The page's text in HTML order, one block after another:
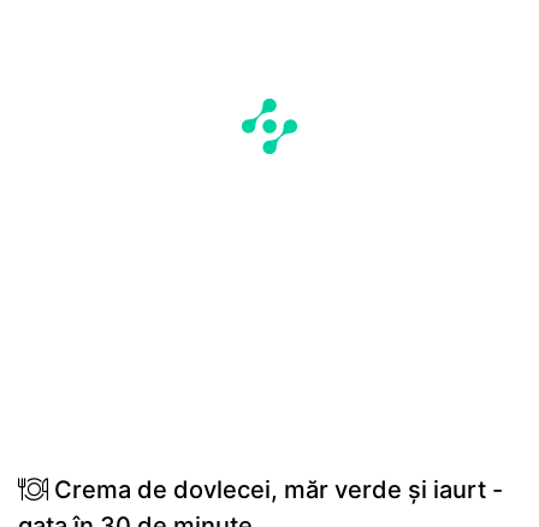
Crema de dovlecei, măr verde și iaurt -